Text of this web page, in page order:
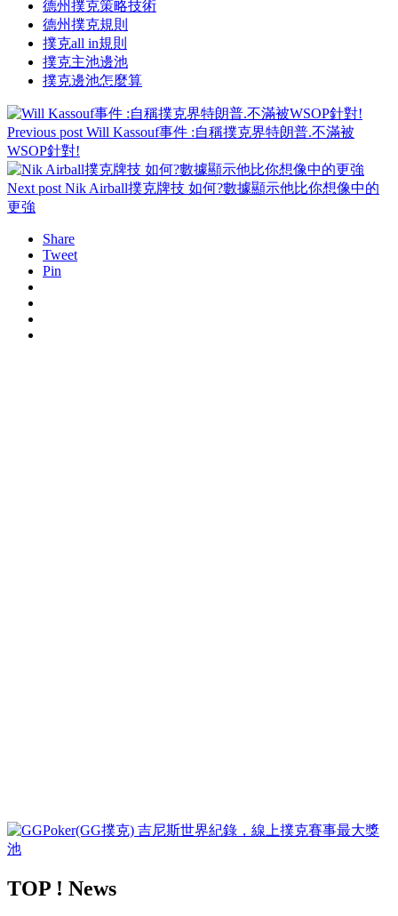
德州撲克策略技術
德州撲克規則
撲克all in規則
撲克主池邊池
撲克邊池怎麼算
Previous post Will Kassouf事件 :自稱撲克界特朗普.不滿被
WSOP針對!
Next post Nik Airball撲克牌技 如何?數據顯示他比你想像中的
更強
Share
Tweet
Pin
TOP ! News